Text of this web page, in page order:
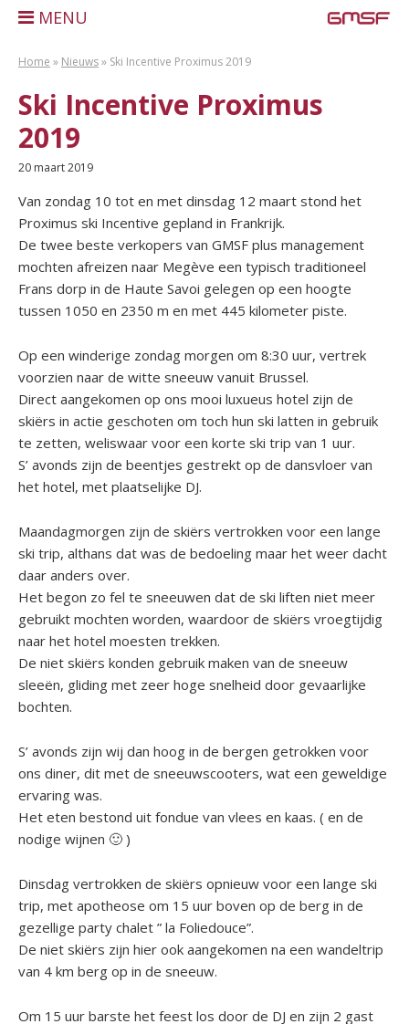
MENU
Home » Nieuws» Ski Incentive Proximus 2019
Ski Incentive Proximus
2019
20 maart 2019
Van zondag 10 tot en met dinsdag 12 maart stond het
Proximus ski Incentive gepland in Frankrijk.
De twee beste verkopers van GMSF plus management
mochten afreizen naar Megève een typisch traditioneel
Frans dorp in de Haute Savoi gelegen op een hoogte
tussen 1050 en 2350 m en met 445 kilometer piste.
Op een winderige zondag morgen om 8:30 uur, vertrek
voorzien naar de witte sneeuw vanuit Brussel.
Direct aangekomen op ons mooi luxueus hotel zijn de
skiërs in actie geschoten om toch hun ski latten in gebruik
te zetten, weliswaar voor een korte ski trip van 1 uur.
S’ avonds zijn de beentjes gestrekt op de dansvloer van
het hotel, met plaatselijke DJ.
Maandagmorgen zijn de skiërs vertrokken voor een lange
ski trip, althans dat was de bedoeling maar het weer dacht
daar anders over.
Het begon zo fel te sneeuwen dat de ski liften niet meer
gebruikt mochten worden, waardoor de skiërs vroegtijdig
naar het hotel moesten trekken.
De niet skiërs konden gebruik maken van de sneeuw
sleeën, gliding met zeer hoge snelheid door gevaarlijke
bochten.
S’ avonds zijn wij dan hoog in de bergen getrokken voor
ons diner, dit met de sneeuwscooters, wat een geweldige
ervaring was.
Het eten bestond uit fondue van vlees en kaas. ( en de
nodige wijnen 🙂 )
Dinsdag vertrokken de skiërs opnieuw voor een lange ski
trip, met apotheose om 15 uur boven op de berg in de
gezellige party chalet ” la Foliedouce”.
De niet skiërs zijn hier ook aangekomen na een wandeltrip
van 4 km berg op in de sneeuw.
Om 15 uur barste het feest los door de DJ en zijn 2 gast